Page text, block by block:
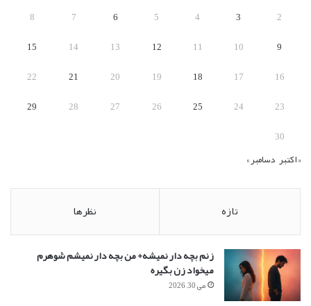
2
3
4
5
6
7
8
9
10
11
12
13
14
15
16
17
18
19
20
21
22
23
24
25
26
27
28
29
30
« اکتبر دسامبر »
تازه نظرها
زنم بچه دار نمیشه+ من بچه دار نمیشم شوهرم
میخواد زن بگیره
می 30, 2026